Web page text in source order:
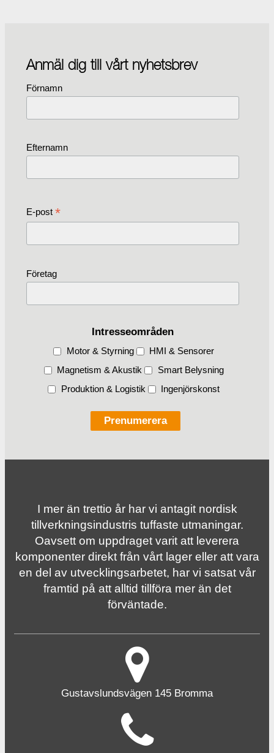
Anmäl dig till vårt nyhetsbrev
Förnamn
Efternamn
E-post *
Företag
Intresseområden
Motor & Styrning
HMI & Sensorer
Magnetism & Akustik
Smart Belysning
Produktion & Logistik
Ingenjörskonst
I mer än trettio år har vi antagit nordisk
tillverknings­industris tuffaste utmaningar.
Oavsett om uppdraget varit att leverera
komponenter direkt från vårt lager eller att vara
en del av utvecklingsarbetet, har vi satsat vår
framtid på att alltid tillföra mer än det
förväntade.
Gustavslundsvägen 145 Bromma